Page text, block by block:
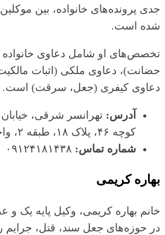
جدی پرونده‌های خانواده، بین
شده است.
تخصص‌های او شامل دعاوی خانواده
حضانت)، دعاوی ملکی (اثبات
دعاوی کیفری (جعل، سرقت) است.
آدرس: تهرانسر شرقی،
کوچه ۴۶، پلاک ۱۸، طبقه ۲، واحد ۴
شماره تماس:
بهاره کریمی
خانم بهاره کریمی، وکیل پایه یک و
در حوزه‌های جعل سند، قتل، جرایم